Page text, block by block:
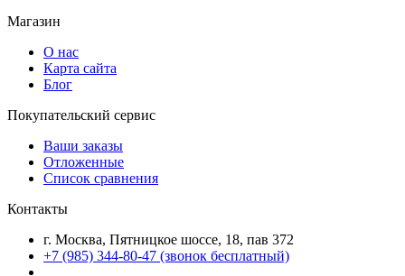
Магазин
О нас
Карта сайта
Блог
Покупательский сервис
Ваши заказы
Отложенные
Список сравнения
Контакты
г. Москва, Пятницкое шоссе, 18, пав 372
+7 (985) 344-80-47 (звонок бесплатный)